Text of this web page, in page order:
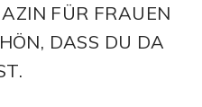
FÜR FRAUEN
DASS DU DA